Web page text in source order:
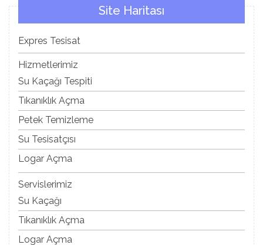
Site Haritası
Expres Tesisat
Hizmetlerimiz
Su Kaçağı Tespiti
Tıkanıklık Açma
Petek Temizleme
Su Tesisatçısı
Logar Açma
Servislerimiz
Su Kaçağı
Tıkanıklık Açma
Logar Açma